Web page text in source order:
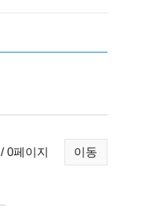
이동
/ 0페이지